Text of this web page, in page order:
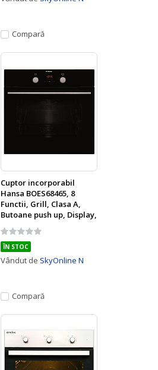
Compară
Cuptor incorporabil
Hansa BOES68465, 8
Functii, Grill, Clasa A,
Butoane push up, Display,
Sticla neagra
Rating:
0%
ÎN STOC
Vândut de SkyOnline N
Compară